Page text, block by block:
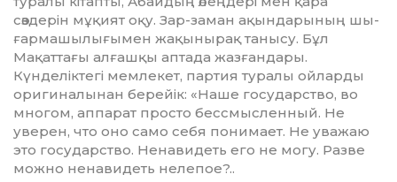
сөздерін мұқият оқу. Зар-заман ақындарының шы­
ғар­машылығымен жақынырақ танысу. Бұл
Мақаттағы алғашқы аптада жазғандары.
Күнделіктегі мемлекет, партия ту­ралы ойларды
оригиналынан бе­рейік: «Наше государство, во
мно­гом, аппарат просто бесс­мыс­лен­­ный. Не
уверен, что оно само себя по­нимает. Не уважаю
это госу­дарство. Ненавидеть его не могу. Раз­ве
можно ненавидеть нелепое?..